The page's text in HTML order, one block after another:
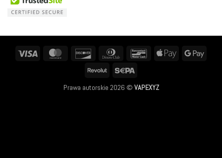
MasterCard Discover
Dinners
BancontactApple
Revolut
Prawa autorskie 2026 © VAPEXYZ